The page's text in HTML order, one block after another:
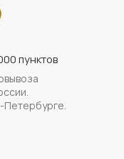
пунктов
Петербурге.